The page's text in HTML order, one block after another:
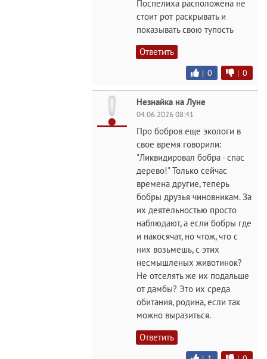
Поспелиха расположена не
стоит рот раскрывать и
показывать свою тупость
Ответить
| 0 | 0
Незнайка на Луне
04.06.2026 08:41
Про бобров еще экологи в
свое время говорили:
"Ликвидировал бобра - спас
дерево!" Только сейчас
времена другие, теперь
бобры друзья чиновникам. За
их деятельностью просто
наблюдают, а если бобры где
и накосячат, но чтож, что с
них возьмешь, с этих
несмышленых животинок?
Не отселять же их подальше
от дамбы? Это их среда
обитания, родина, если так
можно выразиться.
Ответить